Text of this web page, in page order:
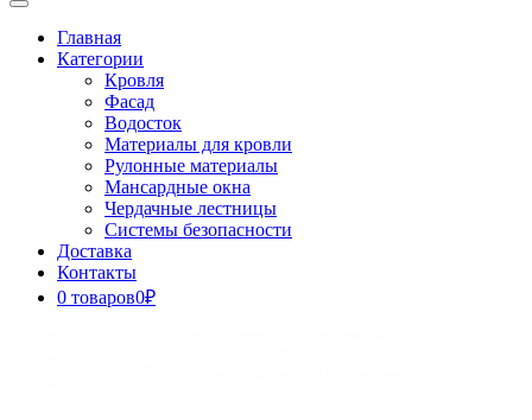
Open
ButtonГлавная
Категории
Кровля
Фасад
Водосток
Материалы для кровли
Рулонные материалы
Мансардные окна
Чердачные лестницы
Системы безопасности
Доставка
Контакты
0 товаров0₽